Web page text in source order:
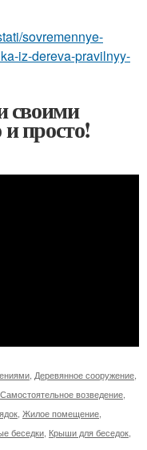
sovremennye-
iz-dereva-pravilnyy-
своими
просто!
Деревянное сооружение
Самостоятельное возведение
Жилое помещение
беседки Крыши для беседок